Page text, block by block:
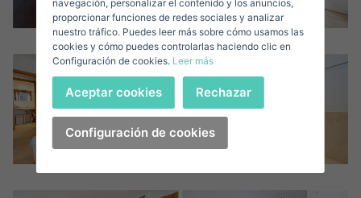
Acepto losTérminos y condiciones de privacidad
Descargar Expose
Iniciar sesión
¿Has olvidado tu contraseña?
He olvidado mi contraseña
Correo Electrónico*
Teléfono*
United
States
+1
+1
Contraseña**
United
States
+1
+1
navegación, personalizar el contenido y los anuncios,
proporcionar funciones de redes sociales y analizar
nuestro tráfico. Puedes leer más sobre cómo usamos las
cookies y cómo puedes controlarlas haciendo clic en
Configuración de cookies. Leer más
Configuración de cookies
Aceptar cookies Rechazar